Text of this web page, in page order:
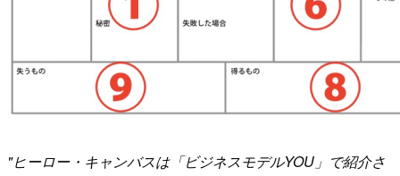
"ヒーロー・キャンバスは「ビジネスモデルYOU」で紹介さ